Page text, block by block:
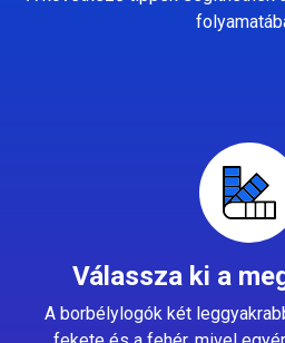
Válassza ki a
A borbélylogók két